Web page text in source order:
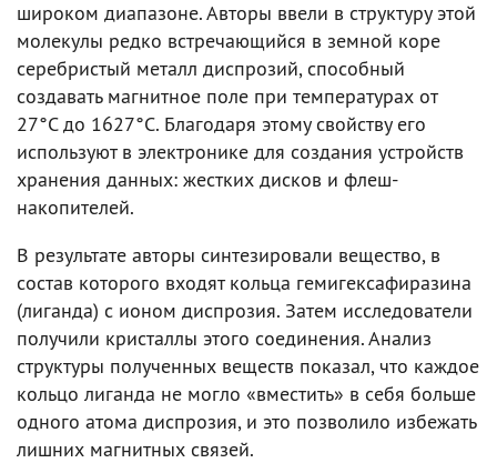
широком диапазоне. Авторы ввели в структуру этой
молекулы редко встречающийся в земной коре
серебристый металл диспрозий, способный
создавать магнитное поле при температурах от
27°С до 1627°С. Благодаря этому свойству его
используют в электронике для создания устройств
хранения данных: жестких дисков и флеш-
накопителей.
В результате авторы синтезировали вещество, в
состав которого входят кольца гемигексафиразина
(лиганда) с ионом диспрозия. Затем исследователи
получили кристаллы этого соединения. Анализ
структуры полученных веществ показал, что каждое
кольцо лиганда не могло «вместить» в себя больше
одного атома диспрозия, и это позволило избежать
лишних магнитных связей.